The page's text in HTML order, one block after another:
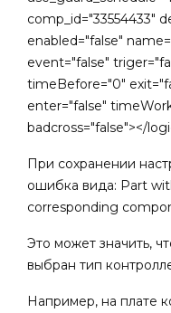
comp_id="33554433"
enabled="false"
event="false"
timeBefore="0"
enter="false"
badcross="false"></
При сохранении
ошибка вида: Part
corresponding
Это может значить,
выбран тип
Например, на плате